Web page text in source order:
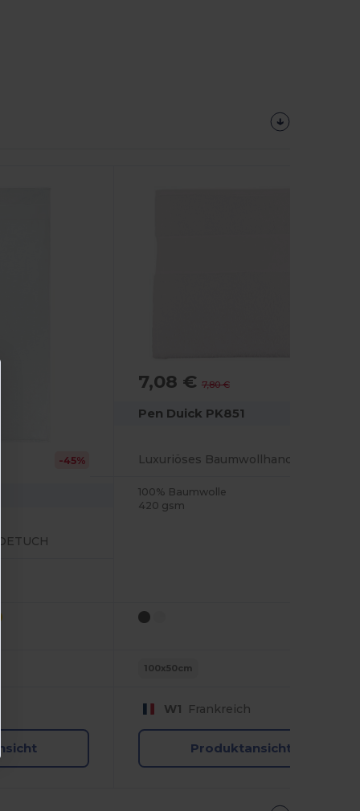
-45%
7,08 € 7,80 €
Pen Duick PK851
100% Baumwolle
420 gsm
100x50cm
W1 Frankreich
Produktansicht